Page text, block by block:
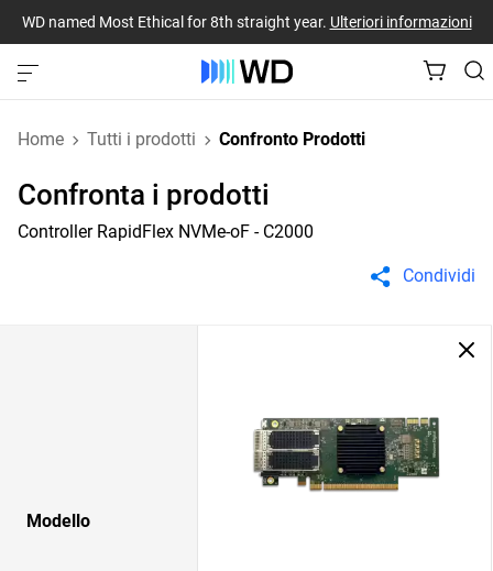
WD named Most Ethical for 8th straight year. Ulteriori informazioni
Home Tutti i prodotti Confronto Prodotti
Confronta i prodotti
Controller RapidFlex NVMe-oF - C2000
Condividi
Modello